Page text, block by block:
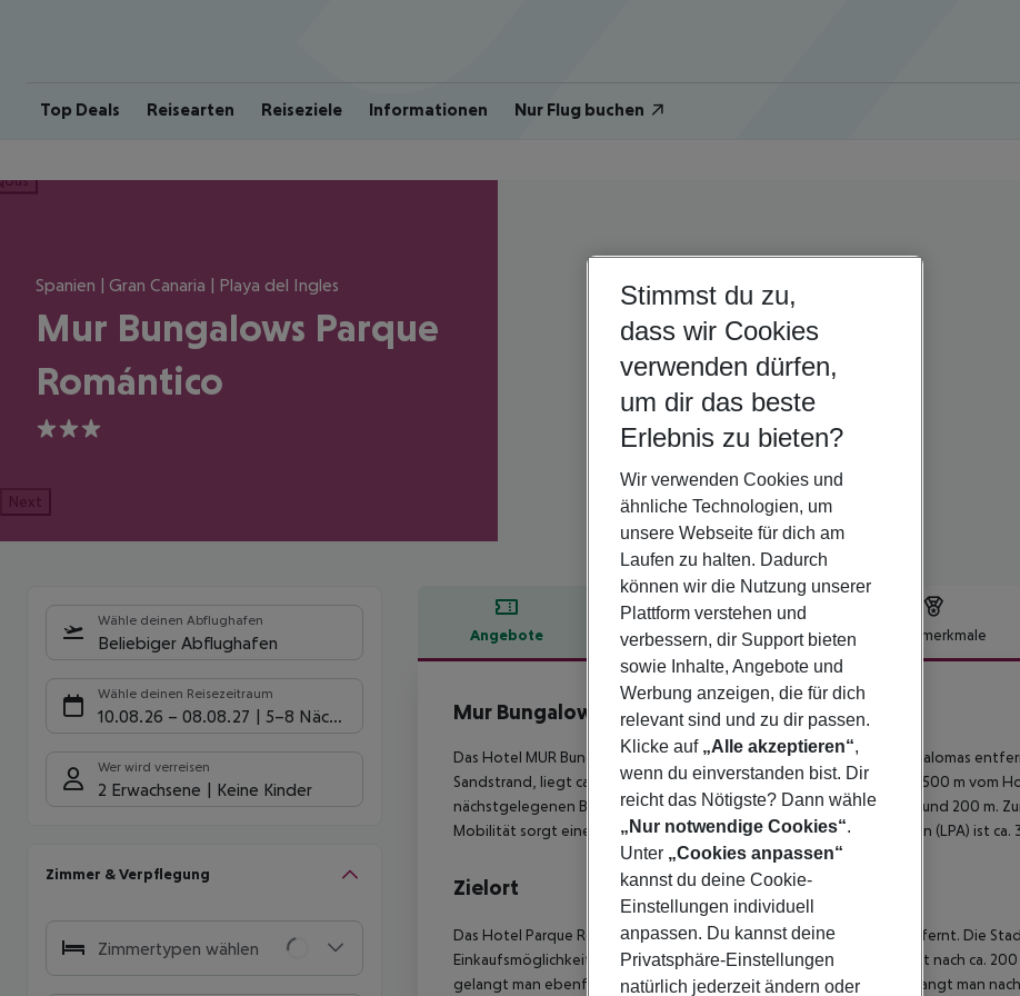
Top Deals Reisearten Reiseziele Informationen Nur Flug buchen
Spanien | Gran Canaria | Playa del Ingles
Mur Bungalows Parque
Romántico
3
Next
Wähle deinen Abflughafen
Beliebiger Abflughafen
Wähle deinen Reisezeitraum
10.08.26 – 08.08.27 5-8 Nächte
Wer wird verreisen
2 Erwachsene Keine Kinder
Zimmer & Verpflegung
Zimmertypen wählen
Angebote Hotelbeschreibung Hotelmerkmale
Hotelbeschreibung
Mur Bungalows Parque Romántico
Das Hotel MUR Bungalows Parque Romantico liegt ca. 2 km von Maspalomas
Sandstrand, liegt ca. 1 km entfernt. Einkaufsmöglichkeiten liegen ca. 500 m vom
nächstgelegenen Bars und Restaurants erreichen Sie ebenfalls nach rund 200 m.
Mobilität sorgt eine Bushaltestelle (ca. 100 m entfernt). Der Flughafen (LPA) ist
Zielort
Das Hotel Parque Romantico Bung liegt ca. 1 km vom Sandstrand entfernt. Die
Einkaufsmöglichkeiten liegen ca. 500 m vom Hotel, ein Supermarkt ist nach ca.
gelangt man ebenfalls nach rund 200 m. Zur nächsten Diskothek gelangt man
Stimmst du zu,
dass wir Cookies
verwenden dürfen,
um dir das beste
Erlebnis zu bieten?
Wir verwenden Cookies und
ähnliche Technologien, um
unsere Webseite für dich am
Laufen zu halten. Dadurch
können wir die Nutzung unserer
Plattform verstehen und
verbessern, dir Support bieten
sowie Inhalte, Angebote und
Werbung anzeigen, die für dich
relevant sind und zu dir passen.
Klicke auf „Alle akzeptieren“,
wenn du einverstanden bist. Dir
reicht das Nötigste? Dann wähle
„Nur notwendige Cookies“.
Unter „Cookies anpassen“
kannst du deine Cookie-
Einstellungen individuell
anpassen. Du kannst deine
Privatsphäre-Einstellungen
natürlich jederzeit ändern oder